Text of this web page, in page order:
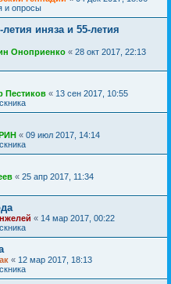
и опросы
иняза и 55-летия
Оноприенко « 28 окт 2017, 22:13
Пестиков « 13 сен 2017, 10:55
« 09 июл 2017, 14:14
« 25 апр 2017, 11:34
« 14 мар 2017, 00:22
« 12 мар 2017, 18:13